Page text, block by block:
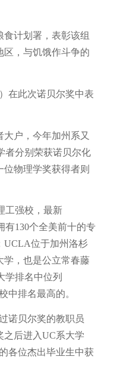
计划署，表彰该组
区，与饥饿作斗争的
在此次诺贝尔奖中表
户，今年加州系又
者分别荣获诺贝尔化
物理学奖获得者则
工强校，最新
有130个全美前十的专
UCLA位于加州洛杉
学，也是公立常春藤
学排名中位列
中排名最高的。
诺贝尔奖的教职员
之后进入UC系大学
各位杰出毕业生中获